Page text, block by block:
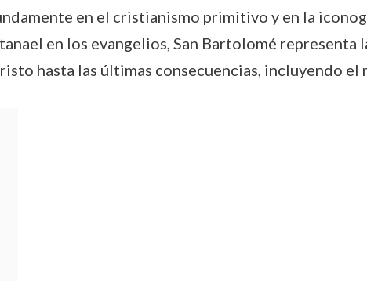
en el cristianismo primitivo y en la
en los evangelios, San Bartolomé representa
hasta las últimas consecuencias, incluyendo el